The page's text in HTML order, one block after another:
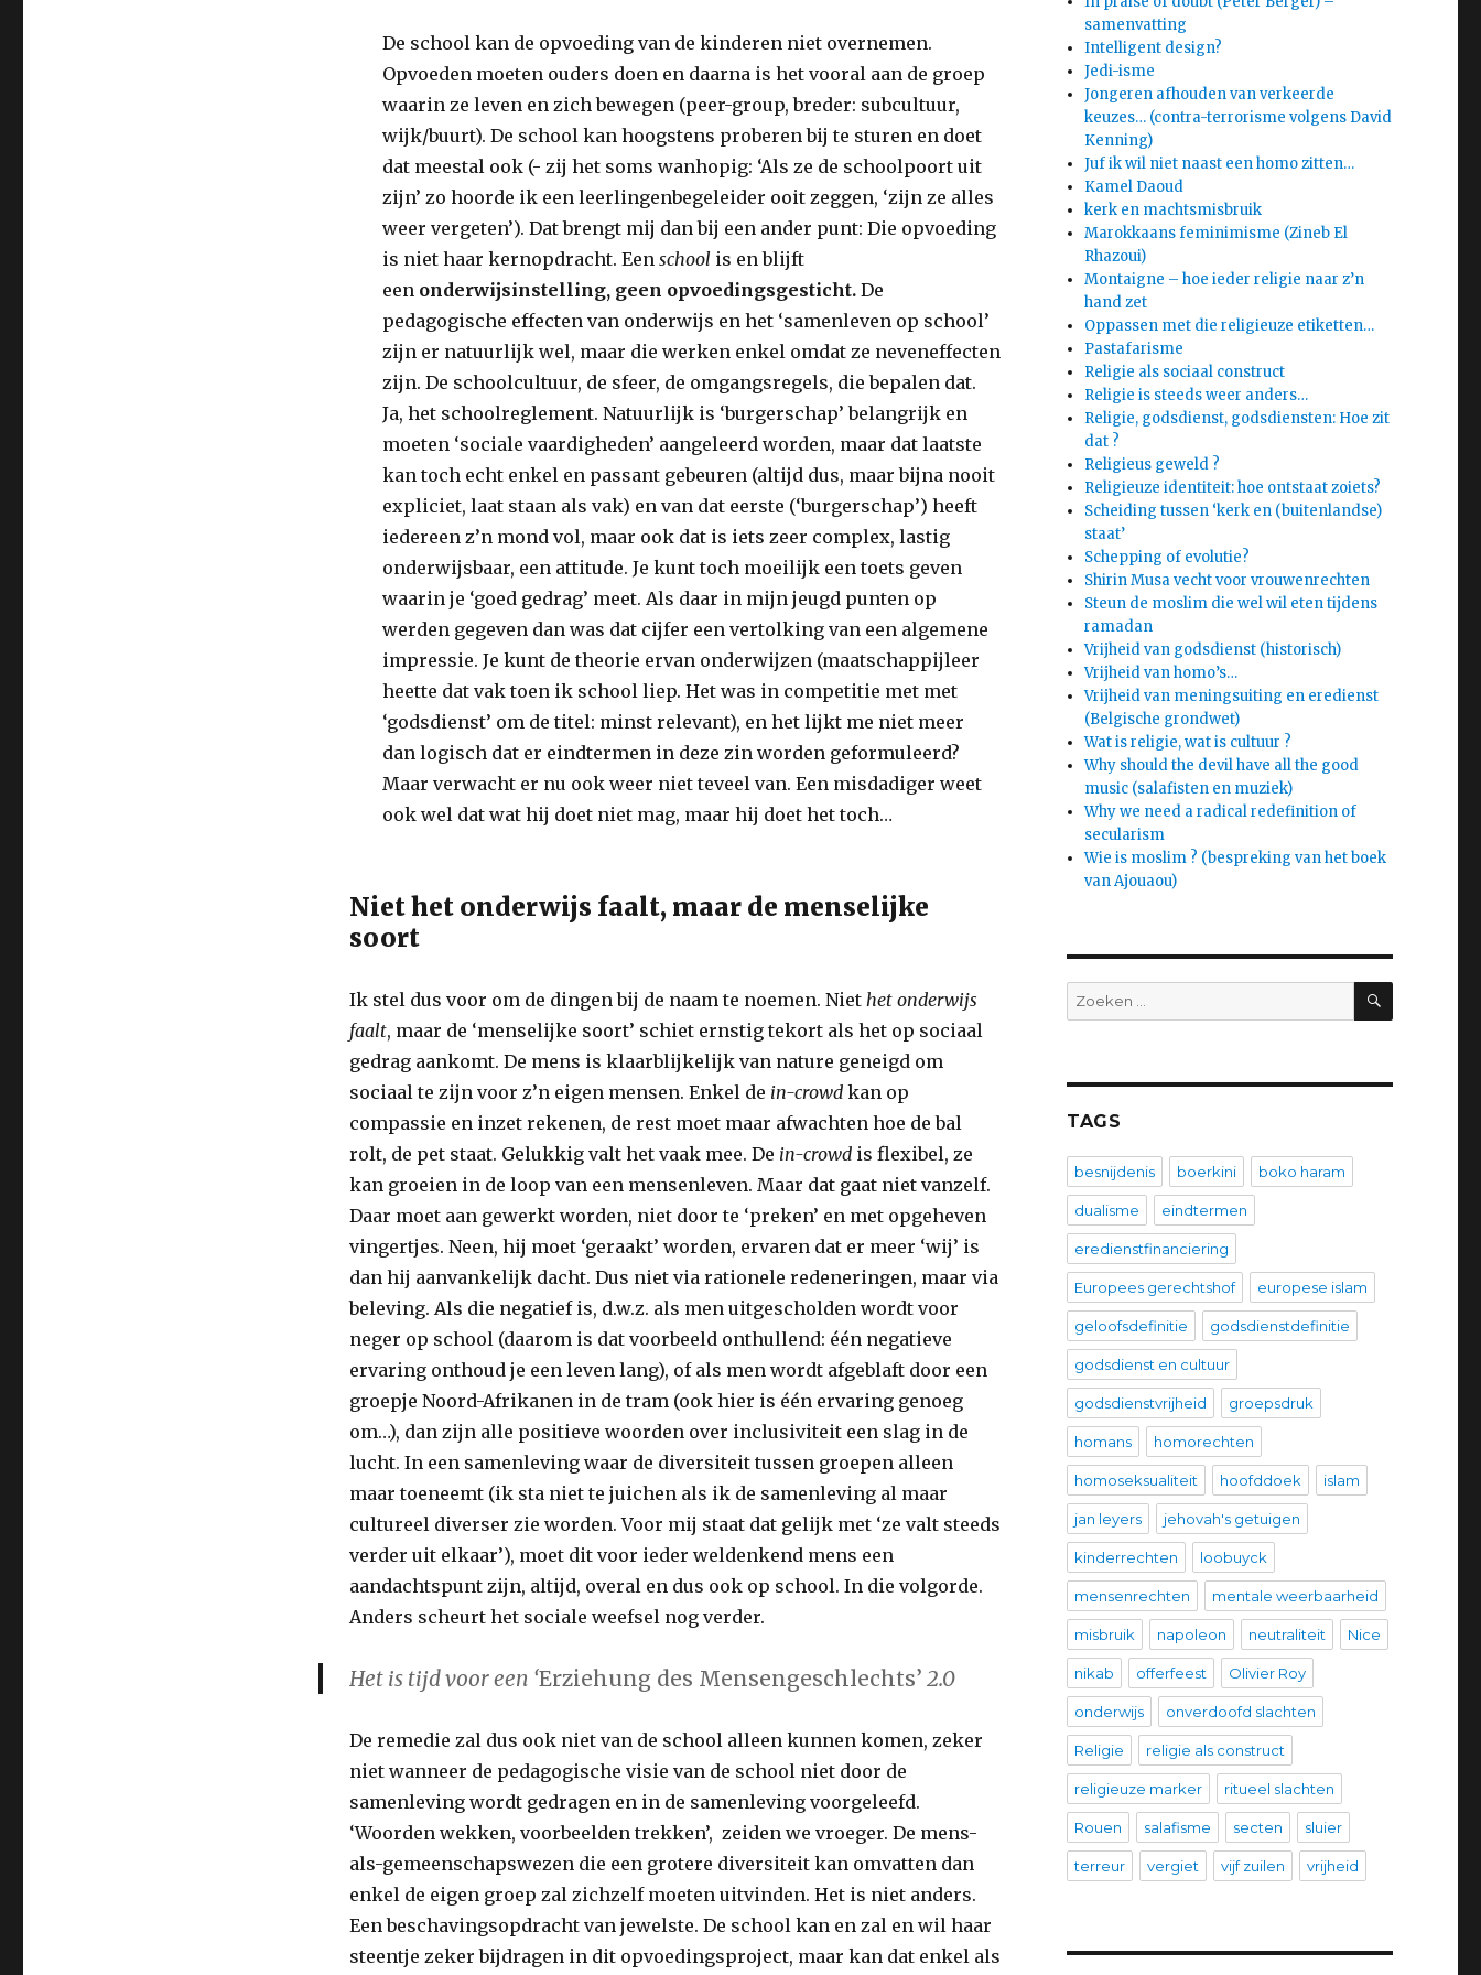
De school kan de opvoeding van de kinderen niet overnemen.
Opvoeden moeten ouders doen en daarna is het vooral aan de groep
waarin ze leven en zich bewegen (peer-group, breder: subcultuur,
wijk/buurt). De school kan hoogstens proberen bij te sturen en doet
dat meestal ook (- zij het soms wanhopig: ‘Als ze de schoolpoort uit
zijn’ zo hoorde ik een leerlingenbegeleider ooit zeggen, ‘zijn ze alles
weer vergeten’). Dat brengt mij dan bij een ander punt: Die opvoeding
is niet haar kernopdracht. Een school is en blijft
een onderwijsinstelling, geen opvoedingsgesticht.De
pedagogische effecten van onderwijs en het ‘samenleven op school’
zijn er natuurlijk wel, maar die werken enkel omdat ze neveneffecten
zijn. De schoolcultuur, de sfeer, de omgangsregels, die bepalen dat.
Ja, het schoolreglement. Natuurlijk is ‘burgerschap’ belangrijk en
moeten ‘sociale vaardigheden’ aangeleerd worden, maar dat laatste
kan toch echt enkel en passant gebeuren (altijd dus, maar bijna nooit
expliciet, laat staan als vak) en van dat eerste (‘burgerschap’) heeft
iedereen z’n mond vol, maar ook dat is iets zeer complex, lastig
onderwijsbaar, een attitude. Je kunt toch moeilijk een toets geven
waarin je ‘goed gedrag’ meet. Als daar in mijn jeugd punten op
werden gegeven dan was dat cijfer een vertolking van een algemene
impressie. Je kunt de theorie ervan onderwijzen (maatschappijleer
heette dat vak toen ik school liep. Het was in competitie met met
‘godsdienst’ om de titel: minst relevant), en het lijkt me niet meer
dan logisch dat er eindtermen in deze zin worden geformuleerd?
Maar verwacht er nu ook weer niet teveel van. Een misdadiger weet
ook wel dat wat hij doet niet mag, maar hij doet het toch…
Niet het onderwijs faalt, maar de menselijke
soort
Ik stel dus voor om de dingen bij de naam te noemen. Niet het onderwijs
faalt, maar de ‘menselijke soort’ schiet ernstig tekort als het op sociaal
gedrag aankomt. De mens is klaarblijkelijk van nature geneigd om
sociaal te zijn voor z’n eigen mensen. Enkel de in-crowd kan op
compassie en inzet rekenen, de rest moet maar afwachten hoe de bal
rolt, de pet staat. Gelukkig valt het vaak mee. De in-crowd is flexibel, ze
kan groeien in de loop van een mensenleven. Maar dat gaat niet vanzelf.
Daar moet aan gewerkt worden, niet door te ‘preken’ en met opgeheven
vingertjes. Neen, hij moet ‘geraakt’ worden, ervaren dat er meer ‘wij’ is
dan hij aanvankelijk dacht. Dus niet via rationele redeneringen, maar via
beleving. Als die negatief is, d.w.z. als men uitgescholden wordt voor
neger op school (daarom is dat voorbeeld onthullend: één negatieve
ervaring onthoud je een leven lang), of als men wordt afgeblaft door een
groepje Noord-Afrikanen in de tram (ook hier is één ervaring genoeg
om…), dan zijn alle positieve woorden over inclusiviteit een slag in de
lucht. In een samenleving waar de diversiteit tussen groepen alleen
maar toeneemt (ik sta niet te juichen als ik de samenleving al maar
cultureel diverser zie worden. Voor mij staat dat gelijk met ‘ze valt steeds
verder uit elkaar’), moet dit voor ieder weldenkend mens een
aandachtspunt zijn, altijd, overal en dus ook op school. In die volgorde.
Anders scheurt het sociale weefsel nog verder.
Het is tijd voor een ‘Erziehung des Mensengeschlechts’ 2.0
De remedie zal dus ook niet van de school alleen kunnen komen, zeker
niet wanneer de pedagogische visie van de school niet door de
samenleving wordt gedragen en in de samenleving voorgeleefd.
‘Woorden wekken, voorbeelden trekken’, zeiden we vroeger. De mens-
als-gemeenschapswezen die een grotere diversiteit kan omvatten dan
enkel de eigen groep zal zichzelf moeten uitvinden. Het is niet anders.
Een beschavingsopdracht van jewelste. De school kan en zal en wil haar
steentje zeker bijdragen in dit opvoedingsproject, maar kan dat enkel als
samenvatting
Intelligent design?
Jedi-isme
Jongeren afhouden van verkeerde
keuzes… (contra-terrorisme volgens David
Kenning)
Juf ik wil niet naast een homo zitten…
Kamel Daoud
kerk en machtsmisbruik
Marokkaans feminimisme (Zineb El
Rhazoui)
Montaigne – hoe ieder religie naar z’n
hand zet
Oppassen met die religieuze etiketten…
Pastafarisme
Religie als sociaal construct
Religie is steeds weer anders…
Religie, godsdienst, godsdiensten: Hoe zit
dat ?
Religieus geweld ?
Religieuze identiteit: hoe ontstaat zoiets?
Scheiding tussen ‘kerk en (buitenlandse)
staat’
Schepping of evolutie?
Shirin Musa vecht voor vrouwenrechten
Steun de moslim die wel wil eten tijdens
ramadan
Vrijheid van godsdienst (historisch)
Vrijheid van homo’s…
Vrijheid van meningsuiting en eredienst
(Belgische grondwet)
Wat is religie, wat is cultuur ?
Why should the devil have all the good
music (salafisten en muziek)
Why we need a radical redefinition of
secularism
Wie is moslim ? (bespreking van het boek
van Ajouaou)
Zoeken
naar:
ZOEKEN
TAGS
besnijdenis boerkini boko haram
dualisme eindtermen
eredienstfinanciering
Europees gerechtshof europese islam
geloofsdefinitie godsdienstdefinitie
godsdienst en cultuur
godsdienstvrijheid groepsdruk
homans homorechten
homoseksualiteit hoofddoek islam
jan leyers jehovah's getuigen
kinderrechten loobuyck
mensenrechten mentale weerbaarheid
misbruik napoleon neutraliteit Nice
nikab offerfeest Olivier Roy
onderwijs onverdoofd slachten
Religie religie als construct
religieuze marker ritueel slachten
Rouen salafisme secten sluier
terreur vergiet vijf zuilen vrijheid